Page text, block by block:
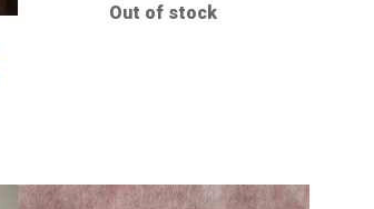
Out of stock